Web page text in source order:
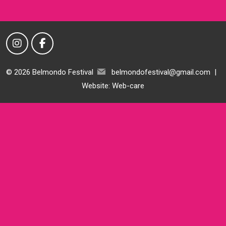
© 2026 Belmondo Festival belmondofestival@gmail.com |
Website: Web-care